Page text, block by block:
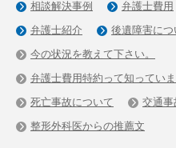
相談解決事例
弁護士費用
弁護士紹介
後遺障害につ
今の状況を教えて下さい。
弁護士費用特約って知ってい
死亡事故について
交通事
整形外科医からの推薦文